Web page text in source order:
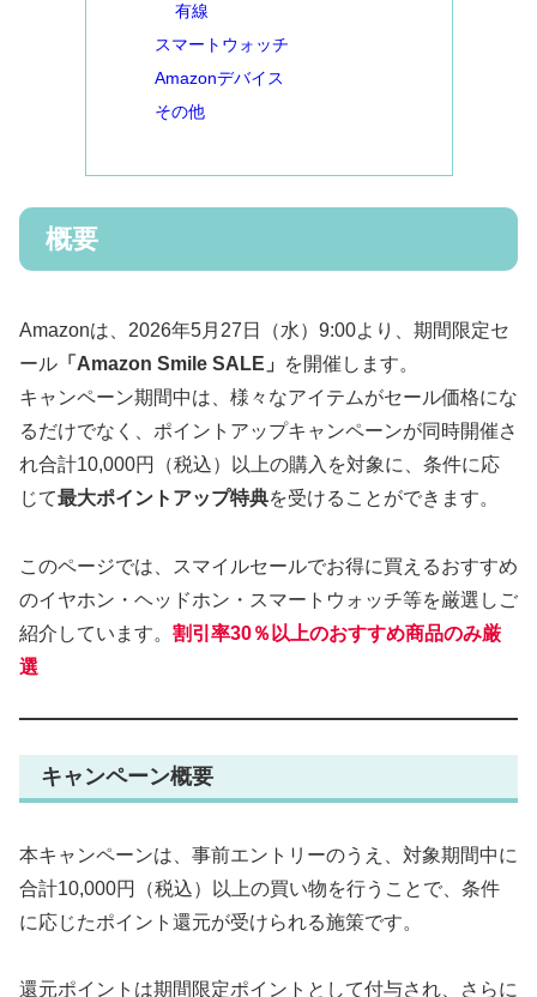
有線
スマートウォッチ
Amazonデバイス
その他
概要
Amazonは、2026年5月27日（水）9:00より、期間限定セ
ール 「Amazon Smile SALE」
を開催します。
キャンペーン期間中は、様々なアイテムがセール価格にな
るだけでなく、ポイントアップキャンペーンが同時開催さ
れ合計10,000円（税込）以上の購入を対象に、条件に応
じて最大ポイントアップ特典を受けることができます。
このページでは、スマイルセールでお得に買えるおすすめ
のイヤホン・ヘッドホン・スマートウォッチ等を厳選しご
紹介しています。 割引率30％以上のおすすめ商品のみ厳
選
キャンペーン概要
本キャンペーンは、事前エントリーのうえ、対象期間中に
合計10,000円（税込）以上の買い物を行うことで、条件
に応じたポイント還元が受けられる施策です。
還元ポイントは期間限定ポイントとして付与され、さらに